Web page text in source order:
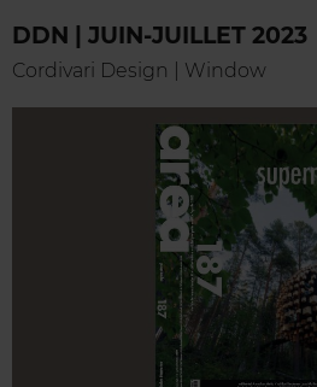
DDN | JUIN-JUILLET 2023
Cordivari Design | Window